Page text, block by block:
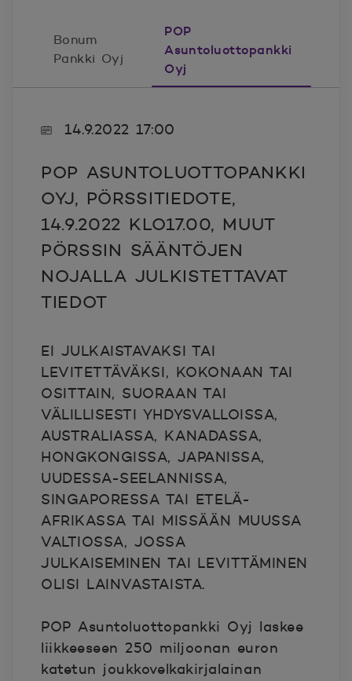
Bonum
Pankki Oyj
POP
Asuntoluottopankki
Oyj
14.9.2022 17:00
POP ASUNTOLUOTTOPANKKI
OYJ, PÖRSSITIEDOTE,
14.9.2022 KLO17.00, MUUT
PÖRSSIN SÄÄNTÖJEN
NOJALLA JULKISTETTAVAT
TIEDOT
EI JULKAISTAVAKSI TAI
LEVITETTÄVÄKSI, KOKONAAN TAI
OSITTAIN, SUORAAN TAI
VÄLILLISESTI YHDYSVALLOISSA,
AUSTRALIASSA, KANADASSA,
HONGKONGISSA, JAPANISSA,
UUDESSA-SEELANNISSA,
SINGAPORESSA TAI ETELÄ-
AFRIKASSA TAI MISSÄÄN MUUSSA
VALTIOSSA, JOSSA
JULKAISEMINEN TAI LEVITTÄMINEN
OLISI LAINVASTAISTA.
POP Asuntoluottopankki Oyj laskee
liikkeeseen 250 miljoonan euron
katetun joukkovelkakirjalainan